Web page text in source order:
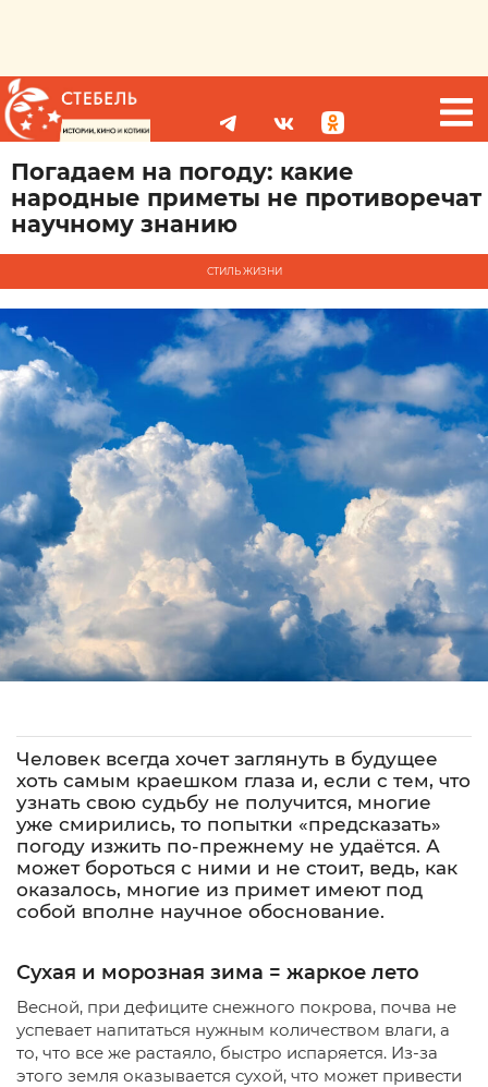
Погадаем на погоду: какие
народные приметы не противоречат
научному знанию
СТИЛЬ ЖИЗНИ
Человек всегда хочет заглянуть в будущее
хоть самым краешком глаза и, если с тем, что
узнать свою судьбу не получится, многие
уже смирились, то попытки «предсказать»
погоду изжить по-прежнему не удаётся. А
может бороться с ними и не стоит, ведь, как
оказалось, многие из примет имеют под
собой вполне научное обоснование.
Сухая и морозная зима = жаркое лето
Весной, при дефиците снежного покрова, почва не
успевает напитаться нужным количеством влаги, а
то, что все же растаяло, быстро испаряется. Из-за
этого земля оказывается сухой, что может привести